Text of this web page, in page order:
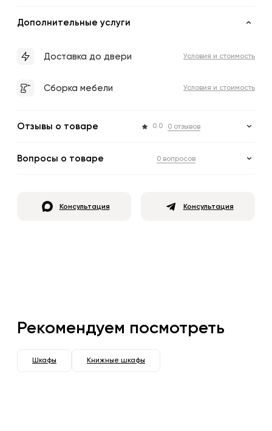
Дополнительные услуги
Доставка до двери Условия и стоимость
Сборка мебели Условия и стоимость
Отзывы о товаре 0.0 0 отзывов
Вопросы о товаре 0 вопросов
Консультация Консультация
Рекомендуем посмотреть
Шкафы Книжные шкафы